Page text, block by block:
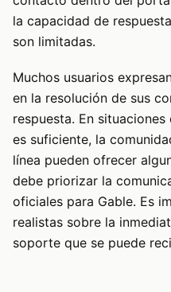
la capacidad de
son limitadas.
Muchos usuarios
en la resolución de sus
respuesta. En
es suficiente, la
línea pueden ofrecer
debe priorizar la
oficiales para Gable. Es
realistas sobre la
soporte que se puede